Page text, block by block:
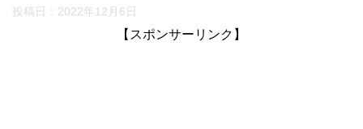
投稿日：2022年12月6日
【スポンサーリンク】